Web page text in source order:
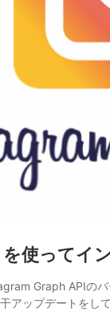
使ってイ
Graph APIの
アップデートを